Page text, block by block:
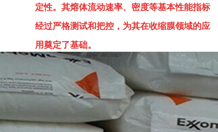
定性。其熔体流动速率、密度等基本性能指标
经过严格测试和把控，为其在收缩膜领域的应
用奠定了基础。